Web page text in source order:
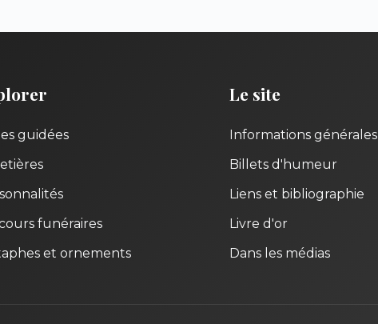
guidées
funéraires
et ornements
Le site
Informations générales
Billets d'humeur
Liens et bibliographie
Livre d'or
Dans les médias